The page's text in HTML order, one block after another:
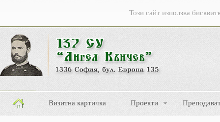
Този сайт използва
Визитна картичка Проекти